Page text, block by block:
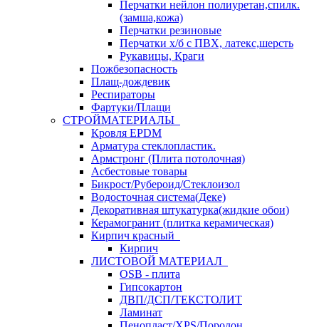
Перчатки нейлон полиуретан,спилк.
(замша,кожа)
Перчатки резиновые
Перчатки х/б с ПВХ, латекс,шерсть
Рукавицы, Краги
Пожбезопасность
Плащ-дождевик
Респираторы
Фартуки/Плащи
СТРОЙМАТЕРИАЛЫ
Кровля ЕРDM
Арматура стеклопластик.
Армстронг (Плита потолочная)
Асбестовые товары
Бикрост/Рубероид/Стеклоизол
Водосточная система(Деке)
Декоративная штукатурка(жидкие обои)
Керамогранит (плитка керамическая)
Кирпич красный
Кирпич
ЛИСТОВОЙ МАТЕРИАЛ
OSB - плита
Гипсокартон
ДВП/ДСП/ТЕКСТОЛИТ
Ламинат